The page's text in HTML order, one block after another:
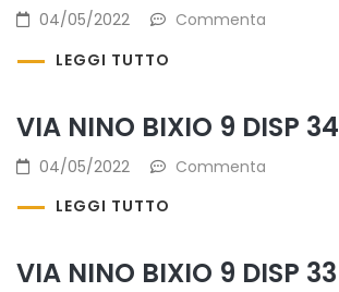
04/05/2022
Commenta
LEGGI TUTTO
VIA NINO BIXIO 9 DISP 34
04/05/2022
Commenta
LEGGI TUTTO
VIA NINO BIXIO 9 DISP 33